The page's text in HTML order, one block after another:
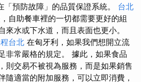
「預防故障」的品質保證系統。 台北
自助餐車裡的一切都需要更好的組
來水或下水道，而且表面也更小。
台北 在匈牙利，如果我們想開立流
非常嚴格的規定。 據此，如果食品
則交易不被視為服務，而是如果銷售
隨適當的附加服務，可以立即消費，